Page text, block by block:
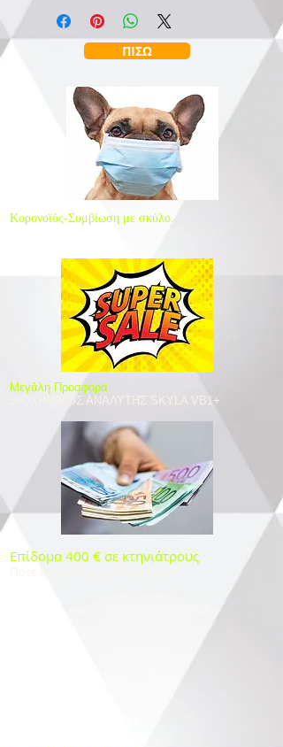
ΠΙΣΩ
Κορονοϊός-Συμβίωση με σκύλο.
​Μεγάλη Προσφορά
ΒΙΟΧΗΜΙΚΟΣ ΑΝΑΛΥΤΗΣ SKYLA VB1+
Επίδομα 400 € σε κτηνιάτρους